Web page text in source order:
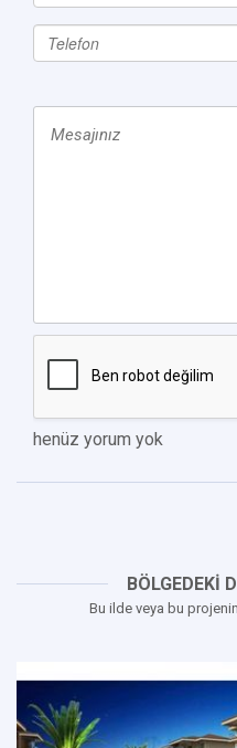
henüz yorum yok
BÖLGEDEKİ
Bu ilde veya bu